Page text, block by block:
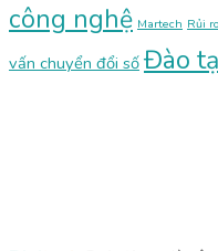
công nghệ Martech Rủi
vấn chuyển đổi số Đào